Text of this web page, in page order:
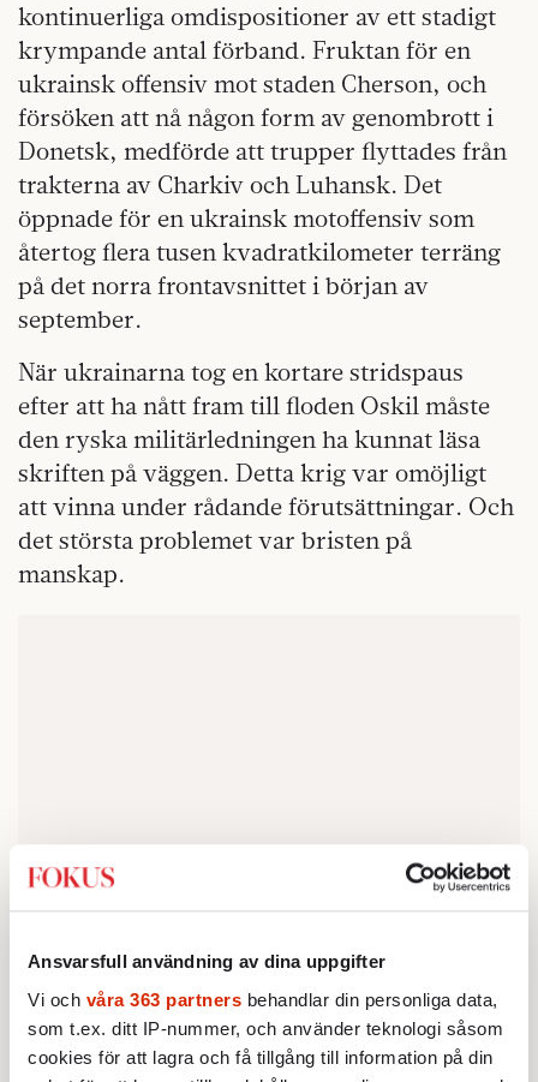
Ansvarsfull användning av dina uppgifter
Vi och våra 363 partners behandlar din personliga data,
som t.ex. ditt IP-nummer, och använder teknologi såsom
cookies för att lagra och få tillgång till information på din
kontinuerliga omdispositioner av ett stadigt
krympande antal förband. Fruktan för en
ukrainsk offensiv mot staden Cherson, och
försöken att nå någon form av genombrott i
Donetsk, medförde att trupper flyttades från
trakterna av Charkiv och Luhansk. Det
öppnade för en ukrainsk motoffensiv som
återtog flera tusen kvadratkilometer terräng
på det norra frontavsnittet i början av
september.
När ukrainarna tog en kortare stridspaus
efter att ha nått fram till floden Oskil måste
den ryska militärledningen ha kunnat läsa
skriften på väggen. Detta krig var omöjligt
att vinna under rådande förutsättningar. Och
det största problemet var bristen på
manskap.
Efter sex månader krig börjar avtalen för
yrkessoldaterna löpa ut – och dessa har inte